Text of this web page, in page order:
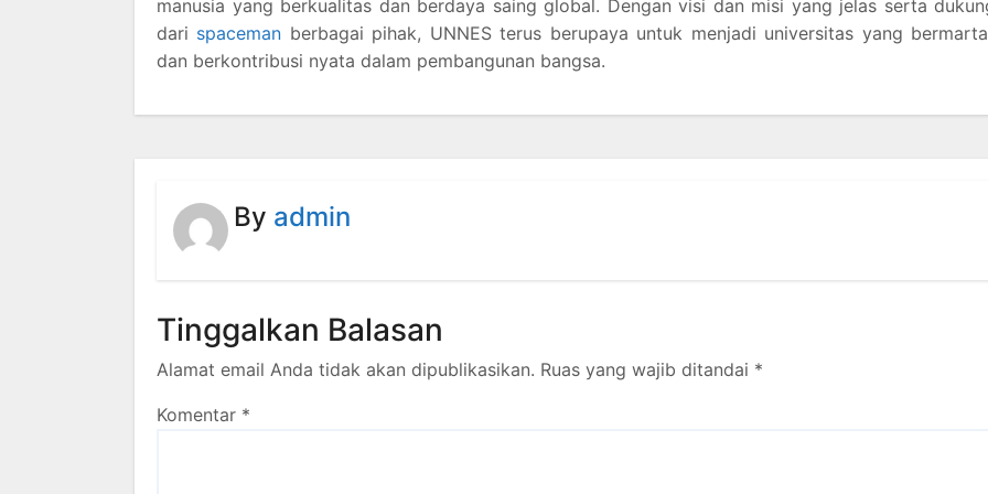
manusia yang berkualitas dan berdaya saing global. Dengan visi dan misi yang jelas serta
dari spaceman berbagai pihak, UNNES terus berupaya untuk menjadi universitas yang
dan berkontribusi nyata dalam pembangunan bangsa.
By admin
Tinggalkan Balasan
Alamat email Anda tidak akan dipublikasikan. Ruas yang wajib ditandai *
Komentar *